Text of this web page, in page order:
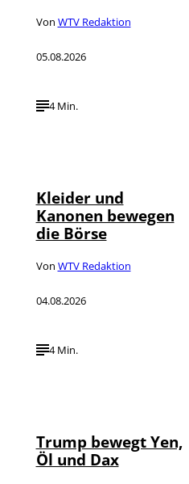
Von WTV Redaktion
05.08.2026
4 Min.
Kleider und
Kanonen bewegen
die Börse
Von WTV Redaktion
04.08.2026
4 Min.
Trump bewegt Yen,
Öl und Dax